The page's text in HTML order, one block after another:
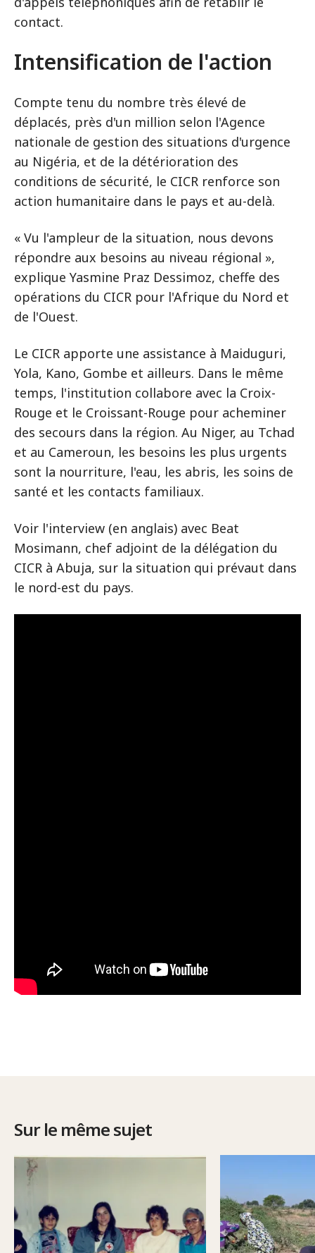
contact.
Intensification de l'action
Compte tenu du nombre très élevé de
déplacés, près d'un million selon l'Agence
nationale de gestion des situations d'urgence
au Nigéria, et de la détérioration des
conditions de sécurité, le CICR renforce son
action humanitaire dans le pays et au-delà.
« Vu l'ampleur de la situation, nous devons
répondre aux besoins au niveau régional »,
explique Yasmine Praz Dessimoz, cheffe des
opérations du CICR pour l'Afrique du Nord et
de l'Ouest.
Le CICR apporte une assistance à Maiduguri,
Yola, Kano, Gombe et ailleurs. Dans le même
temps, l'institution collabore avec la Croix-
Rouge et le Croissant-Rouge pour acheminer
des secours dans la région. Au Niger, au Tchad
et au Cameroun, les besoins les plus urgents
sont la nourriture, l'eau, les abris, les soins de
santé et les contacts familiaux.
Voir l'interview (en anglais) avec Beat
Mosimann, chef adjoint de la délégation du
CICR à Abuja, sur la situation qui prévaut dans
le nord-est du pays.
Sur le même sujet